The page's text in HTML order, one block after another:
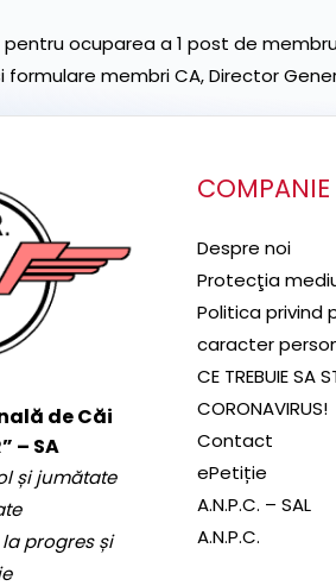
ocuparea a 1 post de membru
membri CA, Director
de Căi
– SA
și jumătate
progres și
COMPANIE
Despre noi
Protecţia
Politica privind
caracter
CE TREBUIE SA
CORONAVIRUS!
Contact
ePetiție
A.N.P.C. – SAL
A.N.P.C.